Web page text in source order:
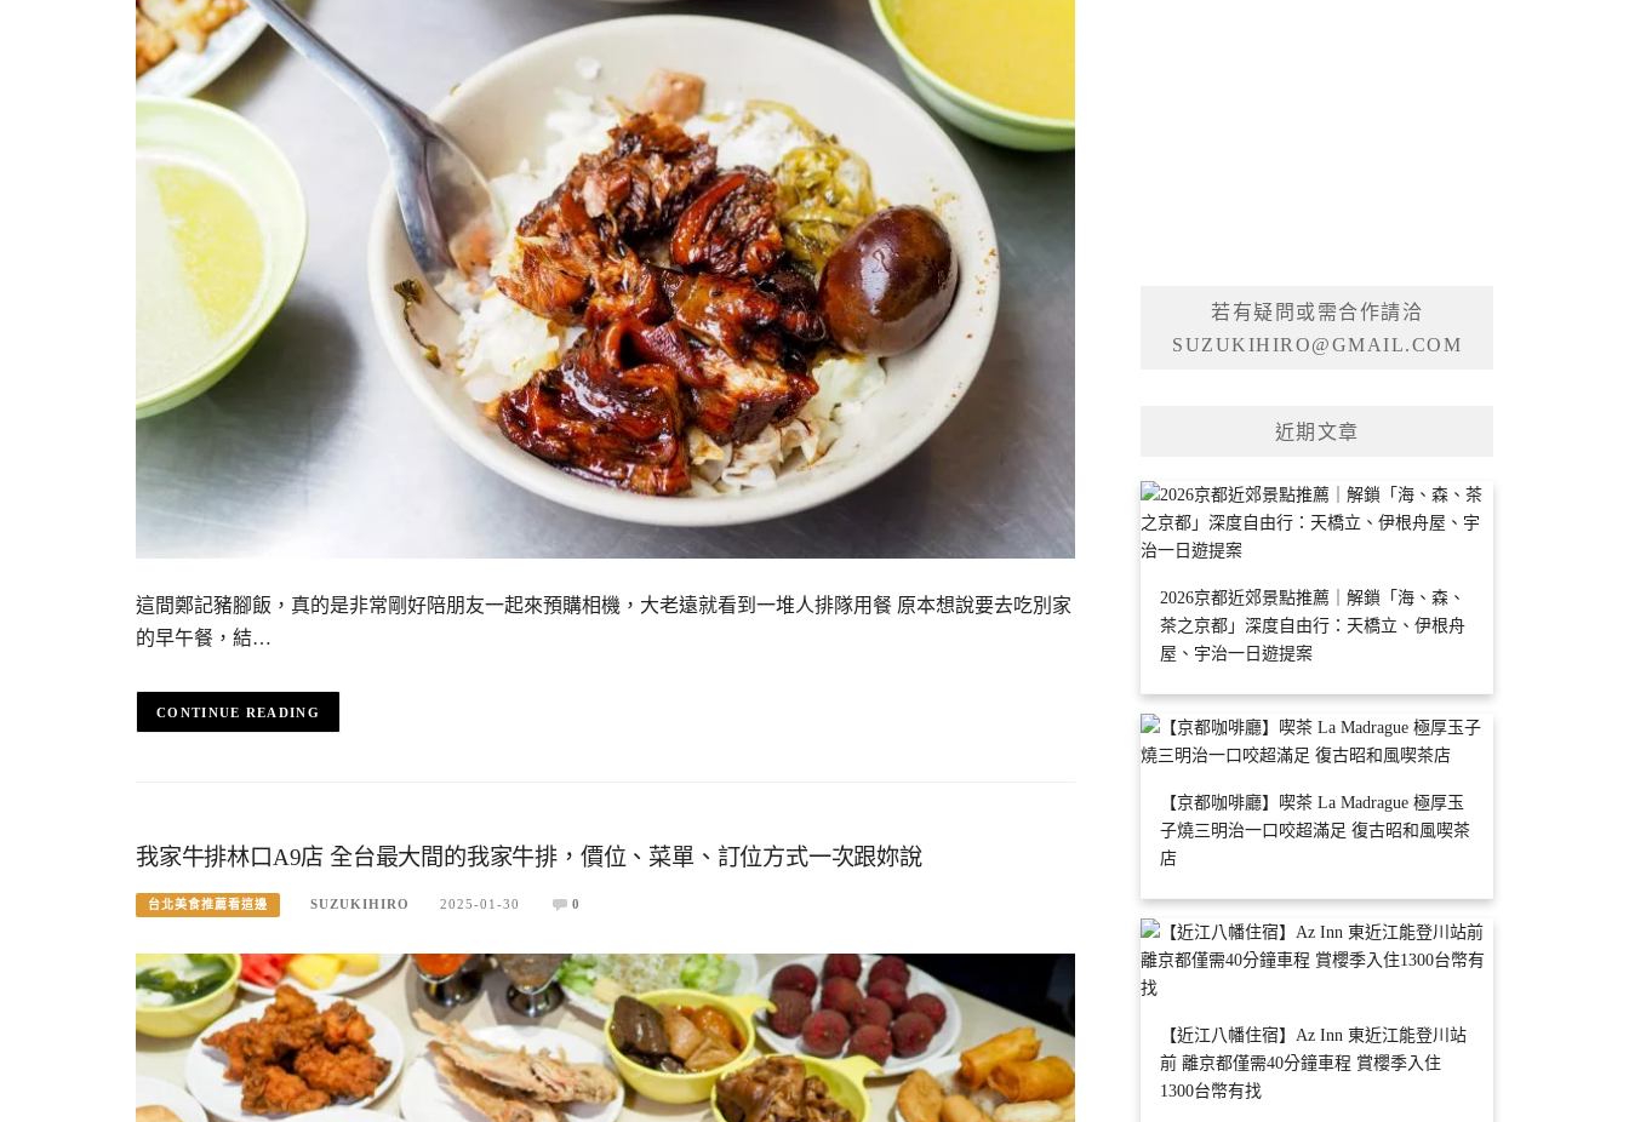
這間鄭記豬腳飯，真的是非常剛好陪朋友一起來預購相機，大老遠就看到一堆人排隊用餐 原本想說要去吃別家
的早午餐，結…
CONTINUE READING
我家牛排林口A9店 全台最大間的我家牛排，價位、菜單、訂位方式一次跟妳說
台北美食推薦看這邊 SUZUKIHIRO 2025-01-30 0
若有疑問或需合作請洽
SUZUKIHIRO@GMAIL.COM
近期文章
2026京都近郊景點推薦｜解鎖「海、森、
茶之京都」深度自由行：天橋立、伊根舟
屋、宇治一日遊提案
【京都咖啡廳】喫茶 La Madrague 極厚玉
子燒三明治一口咬超滿足 復古昭和風喫茶
店
【近江八幡住宿】Az Inn 東近江能登川站
前 離京都僅需40分鐘車程 賞櫻季入住
1300台幣有找